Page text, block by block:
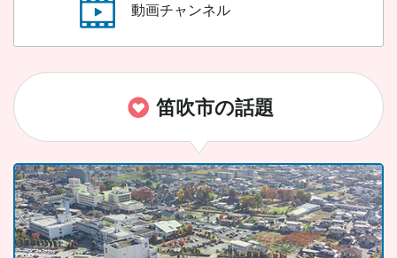
動画チャンネル
笛吹市の話題